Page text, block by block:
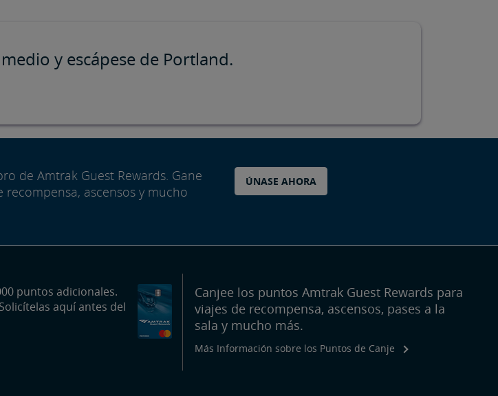
y escápese de Portland.
de Amtrak Guest Rewards. Gane
ascensos y mucho
ÚNASE AHORA
puntos adicionales.
aquí antes del
Canjee los puntos Amtrak Guest Rewards para
viajes de recompensa, ascensos, pases a la
sala y mucho más.
Más Información sobre los Puntos de Canje